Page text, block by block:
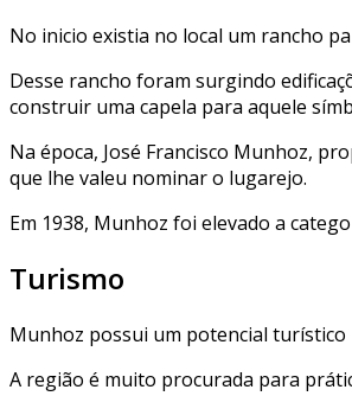
No inicio existia no local um rancho
Desse rancho foram surgindo
construir uma capela para aquele
Na época, José Francisco Munhoz,
que lhe valeu nominar o lugarejo.
Em 1938, Munhoz foi elevado a
Turismo
Munhoz possui um potencial turístico
A região é muito procurada para